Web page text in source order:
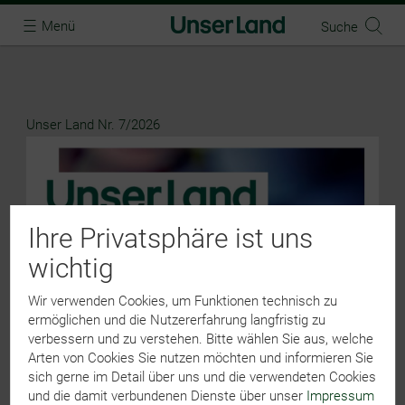
Ihre Privatsphäre ist uns
wichtig
Wir verwenden Cookies, um Funktionen technisch zu
ermöglichen und die Nutzererfahrung langfristig zu
verbessern und zu verstehen. Bitte wählen Sie aus, welche
Arten von Cookies Sie nutzen möchten und informieren Sie
sich gerne im Detail über uns und die verwendeten Cookies
und die damit verbundenen Dienste über unser Impressum
Home
Öffentliche Ausgaben
Impressum
Datenschutz
Toggle
Menü Suche
Unser Land Nr. 7/2026